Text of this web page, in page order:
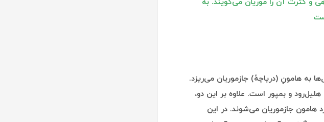
و کثرت آن را موریان می‌گویند. به
به هامونِ (دریاچهٔ) جازموریان می‌ریزد.
و بمپور است. علاوه بر این دو،
هامون جازموریان می‌شوند. در این